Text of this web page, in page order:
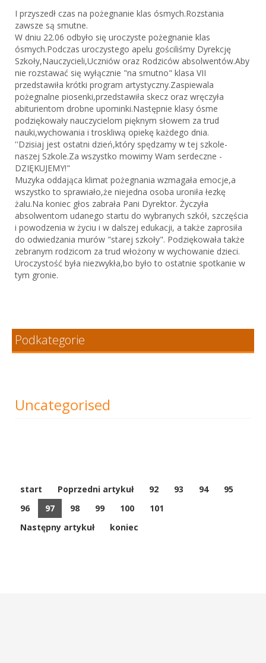
I przyszedł czas na pożegnanie klas ósmych.Rozstania
zawsze są smutne.
W dniu 22.06 odbyło się uroczyste pożegnanie klas
ósmych.Podczas uroczystego apelu gościliśmy Dyrekcję
Szkoły,Nauczycieli,Uczniów oraz Rodziców absolwentów.Aby
nie rozstawać się wyłącznie "na smutno" klasa VII
przedstawiła krótki program artystyczny.Zaspiewala
pożegnalne piosenki,przedstawiła skecz oraz wręczyła
abiturientom drobne upominki.Następnie klasy ósme
podziękowały nauczycielom pięknym słowem za trud
nauki,wychowania i troskliwą opiekę każdego dnia.
''Dzisiaj jest ostatni dzień,który spędzamy w tej szkole-
naszej Szkole.Za wszystko mowimy Wam serdeczne -
DZIĘKUJEMY!"
Muzyka oddająca klimat pożegnania wzmagała emocje,a
wszystko to sprawiało,że niejedna osoba uroniła łezkę
żalu.Na koniec głos zabrała Pani Dyrektor. Życzyła
absolwentom udanego startu do wybranych szkół, szczęścia
i powodzenia w życiu i w dalszej edukacji, a także zaprosiła
do odwiedzania murów "starej szkoły". Podziękowała także
zebranym rodzicom za trud włożony w wychowanie dzieci.
Uroczystość była niezwykła,bo było to ostatnie spotkanie w
tym gronie.
Podkategorie
Uncategorised
start Poprzedni artykuł 92 93 94
95
96
97 98 99 100
101
Następny artykuł
koniec